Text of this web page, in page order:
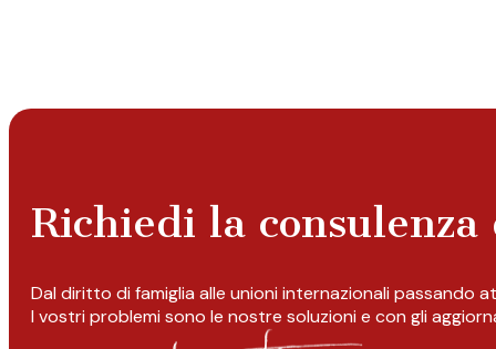
Richiedi la
Dal diritto di famiglia alle unioni internazionali passando
I vostri problemi sono le nostre soluzioni e con gli